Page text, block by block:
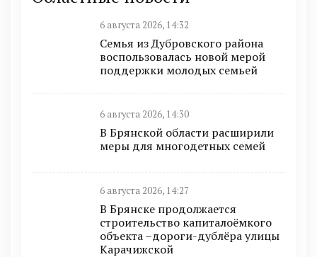
6 августа 2026, 14:32
Семья из Дубровского района
воспользовалась новой мерой
поддержки молодых семьей
6 августа 2026, 14:30
В Брянской области расширили
меры для многодетных семей
6 августа 2026, 14:27
В Брянске продолжается
строительство капиталоёмкого
объекта –дороги-дублёра улицы
Карачижской